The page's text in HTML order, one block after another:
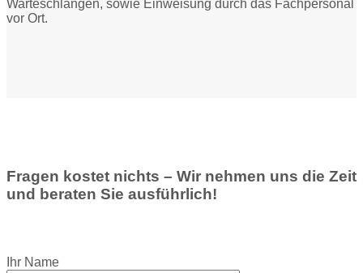
Warteschlangen, sowie Einweisung durch das Fachpersonal
vor Ort.
Fragen kostet nichts – Wir nehmen uns die Zeit
und beraten Sie ausführlich!
Ihr Name